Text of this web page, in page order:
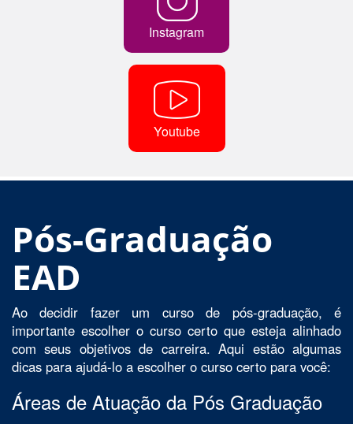
Instagram
Youtube
Pós-Graduação
EAD
Ao decidir fazer um curso de pós-graduação, é
importante escolher o curso certo que esteja alinhado
com seus objetivos de carreira. Aqui estão algumas
dicas para ajudá-lo a escolher o curso certo para você:
Áreas de Atuação da Pós Graduação